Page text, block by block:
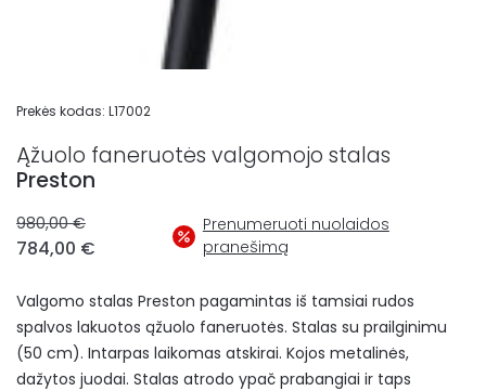
Prekės kodas: L17002
Ąžuolo faneruotės valgomojo stalas
Preston
980,00€
price
980,00 €.
784,00 €
is:
784,00 €.
Prenumeruoti nuolaidos
pranešimą
Valgomo stalas Preston pagamintas iš tamsiai rudos
spalvos lakuotos ąžuolo faneruotės. Stalas su prailginimu
(50 cm). Intarpas laikomas atskirai. Kojos metalinės,
dažytos juodai. Stalas atrodo ypač prabangiai ir taps